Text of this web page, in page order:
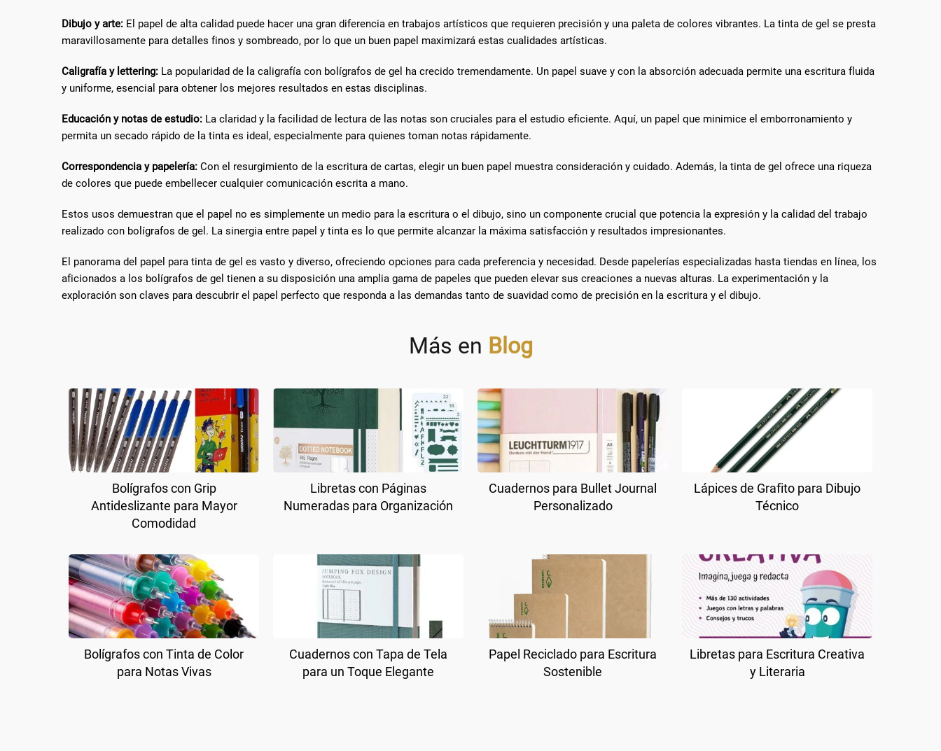
Dibujo y arte: El papel de alta calidad puede hacer una gran diferencia en trabajos artísticos que requieren precisión y una paleta de colores vibrantes. La tinta de gel se presta
maravillosamente para detalles finos y sombreado, por lo que un buen papel maximizará estas cualidades artísticas.
Caligrafía y lettering: La popularidad de la caligrafía con bolígrafos de gel ha crecido tremendamente. Un papel suave y con la absorción adecuada permite una escritura fluida
y uniforme, esencial para obtener los mejores resultados en estas disciplinas.
Educación y notas de estudio: La claridad y la facilidad de lectura de las notas son cruciales para el estudio eficiente. Aquí, un papel que minimice el emborronamiento y
permita un secado rápido de la tinta es ideal, especialmente para quienes toman notas rápidamente.
Correspondencia y papelería: Con el resurgimiento de la escritura de cartas, elegir un buen papel muestra consideración y cuidado. Además, la tinta de gel ofrece una riqueza
de colores que puede embellecer cualquier comunicación escrita a mano.
Estos usos demuestran que el papel no es simplemente un medio para la escritura o el dibujo, sino un componente crucial que potencia la expresión y la calidad del trabajo
realizado con bolígrafos de gel. La sinergia entre papel y tinta es lo que permite alcanzar la máxima satisfacción y resultados impresionantes.
El panorama del papel para tinta de gel es vasto y diverso, ofreciendo opciones para cada preferencia y necesidad. Desde papelerías especializadas hasta tiendas en línea, los
aficionados a los bolígrafos de gel tienen a su disposición una amplia gama de papeles que pueden elevar sus creaciones a nuevas alturas. La experimentación y la
exploración son claves para descubrir el papel perfecto que responda a las demandas tanto de suavidad como de precisión en la escritura y el dibujo.
Más en Blog
Bolígrafos con Grip
Antideslizante para Mayor
Comodidad
Libretas con Páginas
Numeradas para Organización
Cuadernos para Bullet Journal
Personalizado
Lápices de Grafito para Dibujo
Técnico
Bolígrafos con Tinta de Color
para Notas Vivas
Cuadernos con Tapa de Tela
para un Toque Elegante
Papel Reciclado para Escritura
Sostenible
Libretas para Escritura Creativa
y Literaria